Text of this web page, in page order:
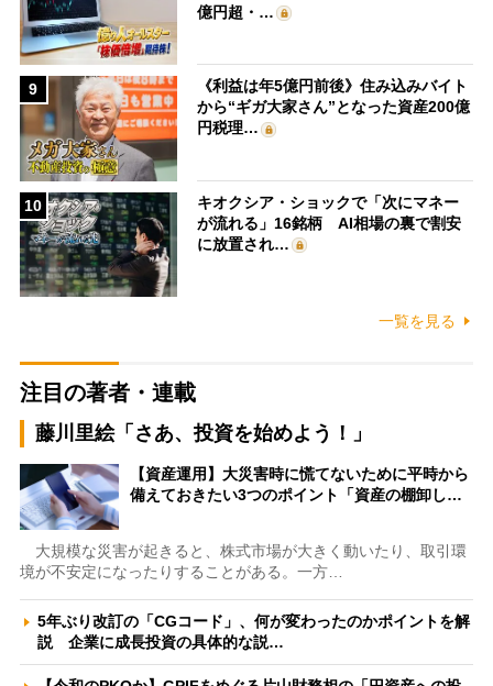
億円超・…
9
《利益は年5億円前後》住み込みバイト
から“ギガ大家さん”となった資産200億
円税理…
10
キオクシア・ショックで「次にマネー
が流れる」16銘柄 AI相場の裏で割安
に放置され…
一覧を見る
注目の著者・連載
藤川里絵「さあ、投資を始めよう！」
【資産運用】大災害時に慌てないために平時から
備えておきたい3つのポイント「資産の棚卸し…
大規模な災害が起きると、株式市場が大きく動いたり、取引環
境が不安定になったりすることがある。一方…
5年ぶり改訂の「CGコード」、何が変わったのかポイントを解
説 企業に成長投資の具体的な説…